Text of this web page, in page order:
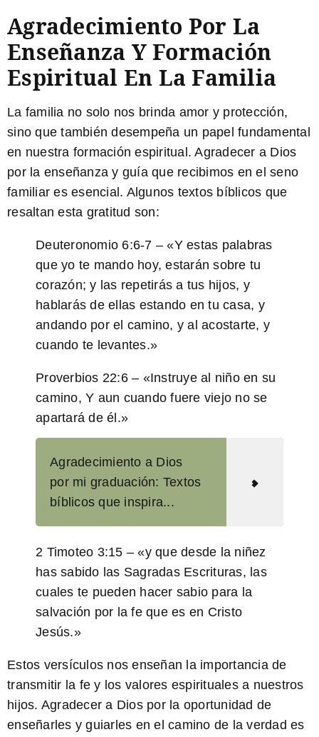
Agradecimiento Por La
Enseñanza Y Formación
Espiritual En La Familia
La familia no solo nos brinda amor y protección,
sino que también desempeña un papel fundamental
en nuestra formación espiritual. Agradecer a Dios
por la enseñanza y guía que recibimos en el seno
familiar es esencial. Algunos textos bíblicos que
resaltan esta gratitud son:
Deuteronomio 6:6-7 – «Y estas palabras
que yo te mando hoy, estarán sobre tu
corazón; y las repetirás a tus hijos, y
hablarás de ellas estando en tu casa, y
andando por el camino, y al acostarte, y
cuando te levantes.»
Proverbios 22:6– «Instruye al niño en su
camino, Y aun cuando fuere viejo no se
apartará de él.»
Agradecimiento a Dios
por mi graduación: Textos
bíblicos que inspira...
2 Timoteo 3:15 – «y que desde la niñez
has sabido las Sagradas Escrituras, las
cuales te pueden hacer sabio para la
salvación por la fe que es en Cristo
Jesús.»
Estos versículos nos enseñan la importancia de
transmitir la fe y los valores espirituales a nuestros
hijos. Agradecer a Dios por la oportunidad de
enseñarles y guiarles en el camino de la verdad es